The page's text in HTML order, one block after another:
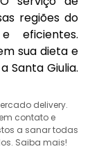
regiões do
eficientes.
sua dieta e
Santa Giulia.
delivery.
contato e
a sanar todas
Saiba mais!